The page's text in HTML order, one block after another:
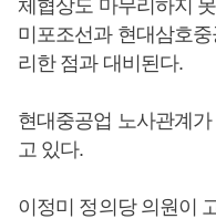
체협상도 마무리하지
미포조선과 현대삼호
리한 점과 대비된다.
현대중공업 노사관계
고 있다.
이정미 정의당 의원이